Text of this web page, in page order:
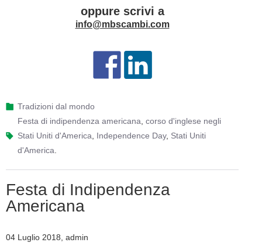
oppure scrivi a
info@mbscambi.com
Tradizioni dal mondo
festa di indipendenza americana corso d'inglese negli
Stati Uniti d'America
Independence Day, Stati Uniti
d'America
Festa di Indipendenza
Americana
04 Luglio 2018, admin